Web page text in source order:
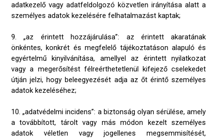
adatkezelő vagy adatfeldolgozó közvetlen irányítása alatt a
személyes adatok kezelésére felhatalmazást kaptak;
9. „az érintett hozzájárulása”: az érintett akaratának
önkéntes, konkrét és megfelelő tájékoztatáson alapuló és
egyértelmű kinyilvánítása, amellyel az érintett nyilatkozat
vagy a megerősítést félreérthetetlenül kifejező cselekedet
útján jelzi, hogy beleegyezését adja az őt érintő személyes
adatok kezeléséhez;
10. „adatvédelmi incidens”: a biztonság olyan sérülése, amely
a továbbított, tárolt vagy más módon kezelt személyes
adatok véletlen vagy jogellenes megsemmisítését,